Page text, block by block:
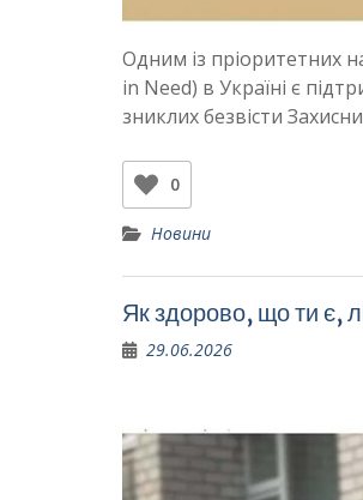
Одним із пріоритетних
in Need) в Україні є
зниклих безвісти
0
Новини
Як здорово, що ти є,
29.06.2026